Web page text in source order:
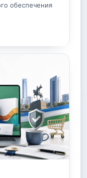
обеспечения